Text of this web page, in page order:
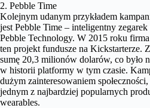
2. Pebble Time
Kolejnym udanym przykładem
jest Pebble Time – inteligentny
Pebble Technology. W 2015 roku firma
ten projekt fundusze na Kickstarterze.
sumę 20,3 milionów dolarów, co było
w historii platformy w tym czasie.
dużym zainteresowaniem społeczności,
jednym z najbardziej popularnych
wearables.